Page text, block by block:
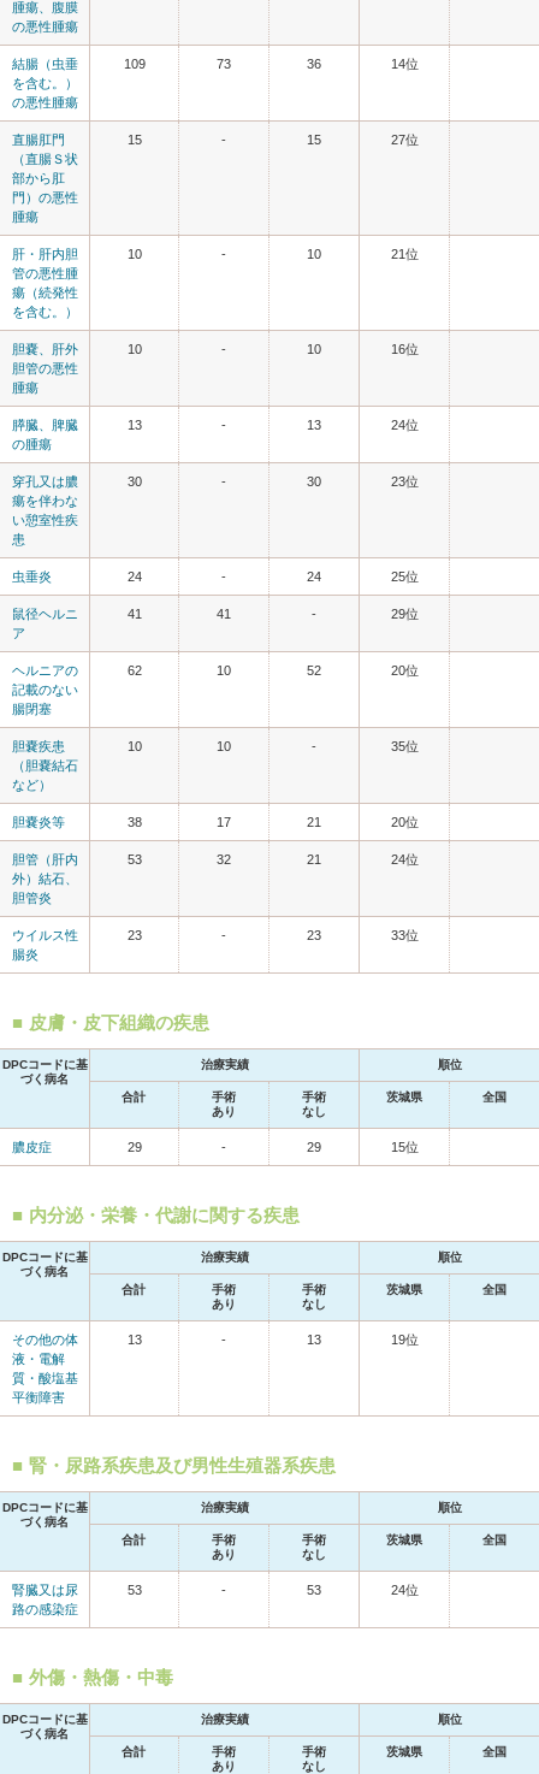
腫瘍、腹膜
の悪性腫瘍
結腸（虫垂
を含む。）
の悪性腫瘍
109 73 36 14位
直腸肛門
（直腸Ｓ状
部から肛
門）の悪性
腫瘍
15 - 15 27位
肝・肝内胆
管の悪性腫
瘍（続発性
を含む。）
10 - 10 21位
胆嚢、肝外
胆管の悪性
腫瘍
10 - 10 16位
膵臓、脾臓
の腫瘍
13 - 13 24位
穿孔又は膿
瘍を伴わな
い憩室性疾
患
30 - 30 23位
虫垂炎 24 - 24 25位
鼠径ヘルニ
ア
41 41 - 29位
ヘルニアの
記載のない
腸閉塞
62 10 52 20位
胆嚢疾患
（胆嚢結石
など）
10 10 - 35位
胆嚢炎等 38 17 21 20位
胆管（肝内
外）結石、
胆管炎
53 32 21 24位
ウイルス性
腸炎
23 - 23 33位
皮膚・皮下組織の疾患
DPCコードに基
づく病名
治療実績 順位
合計
手術
あり
手術
なし
茨城県 全国
膿皮症 29 - 29 15位
内分泌・栄養・代謝に関する疾患
DPCコードに基
づく病名
治療実績 順位
合計
手術
あり
手術
なし
茨城県 全国
その他の体
液・電解
質・酸塩基
平衡障害
13 - 13 19位
腎・尿路系疾患及び男性生殖器系疾患
DPCコードに基
づく病名
治療実績 順位
合計
手術
あり
手術
なし
茨城県 全国
腎臓又は尿
路の感染症
53 - 53 24位
外傷・熱傷・中毒
DPCコードに基
づく病名
治療実績 順位
合計
手術
あり
手術
なし
茨城県 全国